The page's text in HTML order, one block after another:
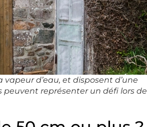
d’eau, et disposent d’une
représenter un défi lors de